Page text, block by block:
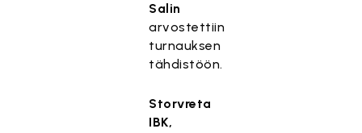
Salin
arvostettiin
turnauksen
tähdistöön.
Storvreta
IBK,